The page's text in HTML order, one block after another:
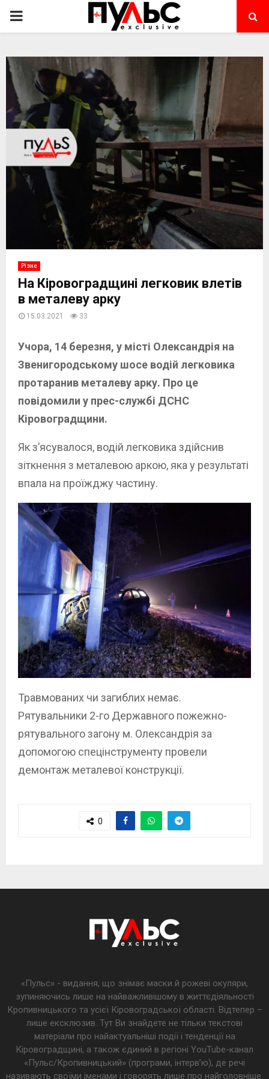
PRIMARY
Різне
На Кіровоградщині легковик влетів
в металеву арку
15.03.2021 33
Учора, 14 березня, у місті Олександрія на
Звенигородському шосе водій легковика
протаранив металеву арку. Про це
повідомили у прес-службі ДСНС
Кіровоградщини.
Як з’ясувалося, водій легковика здійснив
зіткнення з металевою аркою, яка у результаті
впала на проїжджу частину.
Травмованих чи загиблих немає.
Рятувальники 2-го Державного пожежно-
рятувального загону м. Олександрія за
допомогою спецінструменту провели
демонтаж металевої конструкції.
0
«Пульс» - видання, що знімає маски й рожеві окуляри,
зупиняючись лише на найважливішому в життєдіяльності
Кропивницького та усієї Кіровоградської області. Відтепер –
лише ексклюзив. Тут Ви знайдете не тільки текстові
матеріали про найактуальніші події і тенденції на
Кіровоградщині, а також єдиний в регіоні YouTube-канал
«Пульс/Кропивницький» (програми, інтерв’ю), де речі
називають своїми іменами і говорять лише про найголовніше.